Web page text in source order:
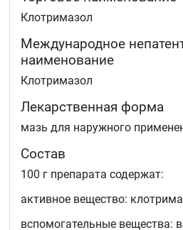
Клотримазол
Международное
наименование
Клотримазол
Лекарственная форма
мазь для наружного
Состав
100 г препарата содержат:
активное вещество:
вспомогательные вещества: